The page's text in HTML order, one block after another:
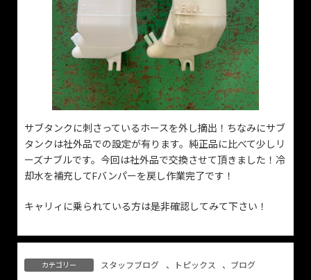
サブタンクに刺さっているホースを外し摘出！ちなみにサブ
タンクは社外品での設定が有ります。純正品に比べて少しリ
ーズナブルです。今回は社外品で交換させて頂きました！冷
却水を補充してFバンパーを戻し作業完了です！
キャリィに乗られている方は是非確認してみて下さい！
カテゴリー スタッフブログ 、 トピックス 、 ブログ